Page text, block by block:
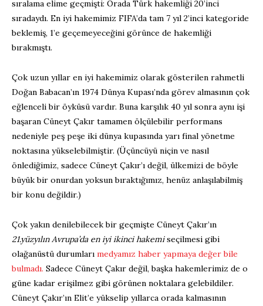
sıralama elime geçmişti: Orada Türk hakemliği 20’inci
sıradaydı. En iyi hakemimiz FIFA’da tam 7 yıl 2’inci kategoride
beklemiş, 1’e geçemeyeceğini görünce de hakemliği
bırakmıştı.
Çok uzun yıllar en iyi hakemimiz olarak gösterilen rahmetli
Doğan Babacan’ın 1974 Dünya Kupası’nda görev almasının çok
eğlenceli bir öyküsü vardır. Buna karşılık 40 yıl sonra aynı işi
başaran Cüneyt Çakır tamamen ölçülebilir performans
nedeniyle peş peşe iki dünya kupasında yarı final yönetme
noktasına yükselebilmiştir. (Üçüncüyü niçin ve nasıl
önlediğimiz, sadece Cüneyt Çakır’ı değil, ülkemizi de böyle
büyük bir onurdan yoksun bıraktığımız, henüz anlaşılabilmiş
bir konu değildir.)
Çok yakın denilebilecek bir geçmişte Cüneyt Çakır’ın
21.yüzyılın Avrupa’da en iyi ikinci hakemiseçilmesi gibi
olağanüstü durumları medyamız haber yapmaya değer bile
bulmadı. Sadece Cüneyt Çakır değil, başka hakemlerimiz de o
güne kadar erişilmez gibi görünen noktalara gelebildiler.
Cüneyt Çakır’ın Elit’e yükselip yıllarca orada kalmasının